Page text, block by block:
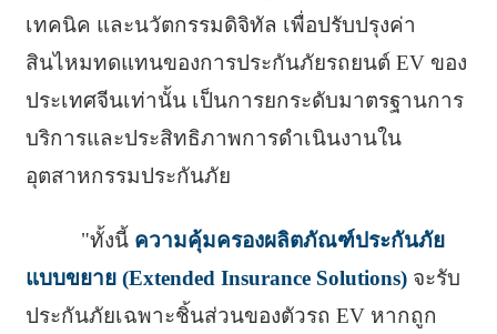
เทคนิค และนวัตกรรมดิจิทัล เพื่อปรับปรุงค่า
สินไหมทดแทนของการประกันภัยรถยนต์ EV ของ
ประเทศจีนเท่านั้น เป็นการยกระดับมาตรฐานการ
บริการและประสิทธิภาพการดำเนินงานใน
อุตสาหกรรมประกันภัย
"ทั้งนี้ ความคุ้มครองผลิตภัณฑ์ประกันภัย
แบบขยาย (Extended Insurance Solutions)จะรับ
ประกันภัยเฉพาะชิ้นส่วนของตัวรถ EV หากถูก